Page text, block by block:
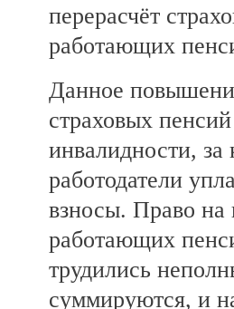
перерасчёт
работающих
Данное
страховых
инвалидности, за
работодатели
взносы. Право на
работающих
трудились
суммируются, и